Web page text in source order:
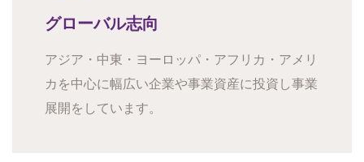
グローバル志向
アジア・中東・ヨーロッパ・アフリカ・アメリ
カを中心に幅広い企業や事業資産に投資し事業
展開をしています。